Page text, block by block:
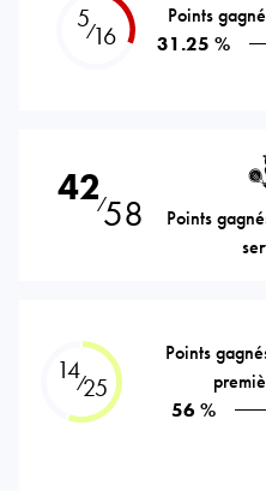
5⁄16
Points
31.25 %
42⁄58
Points
14⁄25
Points
56 %